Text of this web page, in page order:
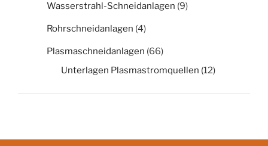
Wasserstrahl-Schneidanlagen (9)
Rohrschneidanlagen (4)
Plasmaschneidanlagen (66)
Unterlagen Plasmastromquellen (12)